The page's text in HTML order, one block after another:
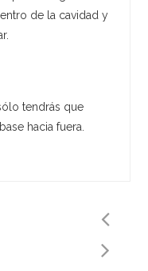
de la cavidad y
tendrás que
hacia fuera.